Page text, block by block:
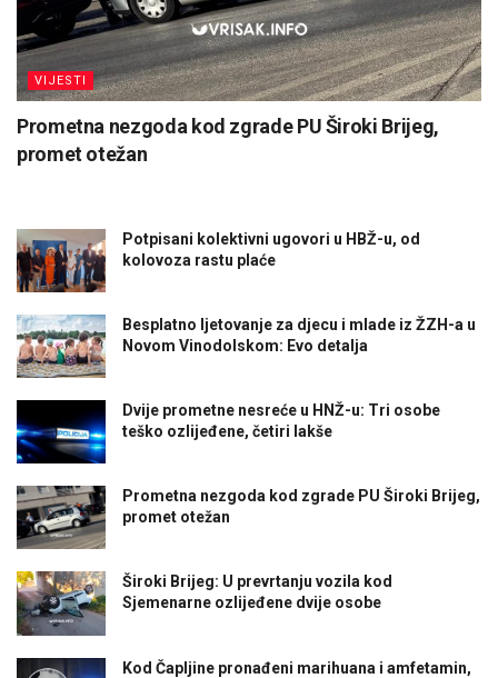
VIJESTI
Prometna nezgoda kod zgrade PU Široki Brijeg,
promet otežan
Potpisani kolektivni ugovori u HBŽ-u, od
kolovoza rastu plaće
Besplatno ljetovanje za djecu i mlade iz ŽZH-a u
Novom Vinodolskom: Evo detalja
Dvije prometne nesreće u HNŽ-u: Tri osobe
teško ozlijeđene, četiri lakše
Prometna nezgoda kod zgrade PU Široki Brijeg,
promet otežan
Široki Brijeg: U prevrtanju vozila kod
Sjemenarne ozlijeđene dvije osobe
Kod Čapljine pronađeni marihuana i amfetamin,